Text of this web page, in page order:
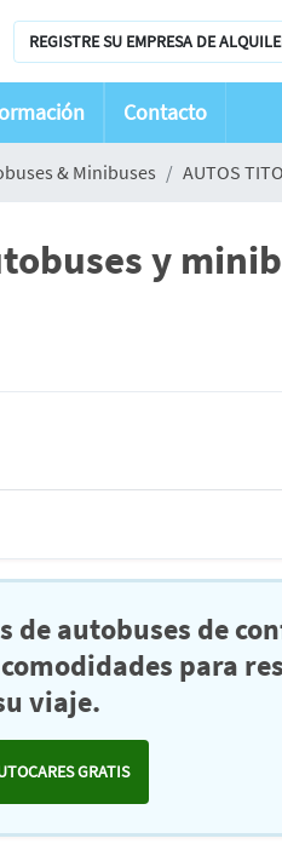
REGISTRE SU EMPRESA DE
Contacto
& Minibuses AUTOS
y
de autobuses de
para
viaje.
GRATIS